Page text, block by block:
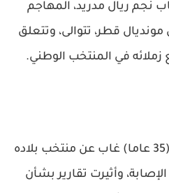
نجم ريال مدريد، المهاجم
قطر، تتوالى، وتتعلق
في المنتخب الوطني.
وكان الفائز بالكرة الذهبية (35 عاما) غاب عن منتخب بلاده
وأثيرت تقارير بشأن